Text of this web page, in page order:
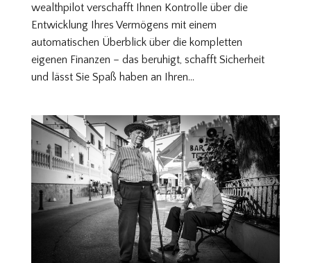
wealthpilot verschafft Ihnen Kontrolle über die
Entwicklung Ihres Vermögens mit einem
automatischen Überblick über die kompletten
eigenen Finanzen – das beruhigt, schafft Sicherheit
und lässt Sie Spaß haben an Ihren...